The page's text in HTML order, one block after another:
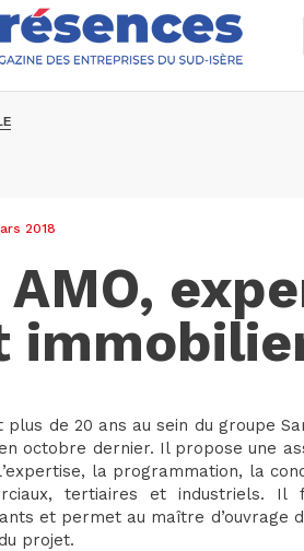
2018
de 20 ans au sein du groupe
octobre dernier. Il propose une
la programmation, la
tertiaires et industriels.
et permet au maître d’ouvrage
projet.